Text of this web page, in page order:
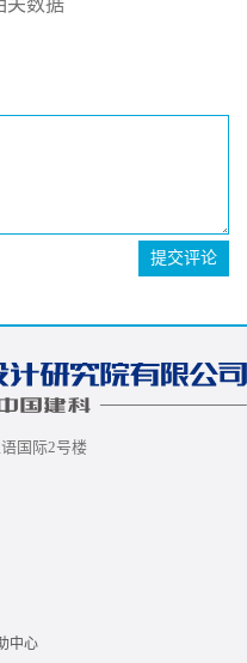
关数据
提交评论
国际2号楼
中心